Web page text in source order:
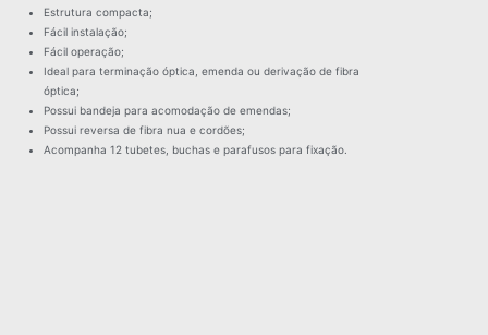
Estrutura compacta;
Fácil instalação;
Fácil operação;
Ideal para terminação óptica, emenda ou derivação de fibra
óptica;
Possui bandeja para acomodação de emendas;
Possui reversa de fibra nua e cordões;
Acompanha 12 tubetes, buchas e parafusos para fixação.